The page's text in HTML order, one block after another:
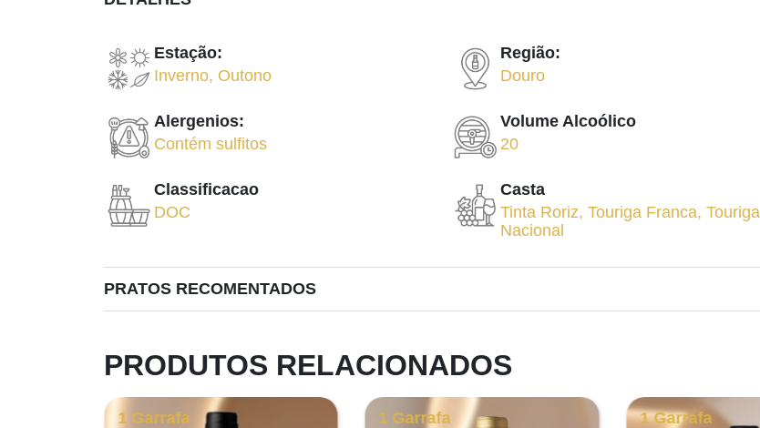
Estação:
Inverno, Outono
Região:
Douro
Alergenios:
Contém sulfitos
Volume Alcoólico
20
Classificacao
DOC
Casta
Tinta Roriz, Touriga Franca, Touriga
Nacional
PRATOS RECOMENTADOS
PRODUTOS RELACIONADOS
1 Garrafa
1 Garrafa
1 Garrafa